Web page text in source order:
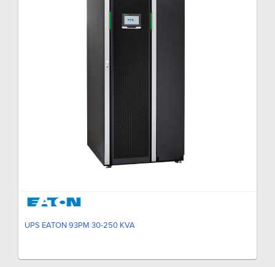
UPS EATON 93PM 30-250 KVA